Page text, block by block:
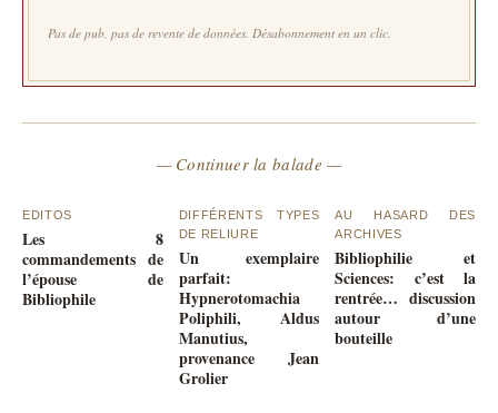
Pas de pub, pas de revente de données. Désabonnement en un clic.
— Continuer la balade —
EDITOS
Les 8
commandements de
l’épouse de
Bibliophile
DIFFÉRENTS TYPES
DE RELIURE
Un exemplaire
parfait:
Hypnerotomachia
Poliphili, Aldus
Manutius,
provenance Jean
Grolier
AU HASARD DES
ARCHIVES
Bibliophilie et
Sciences: c’est la
rentrée… discussion
autour d’une
bouteille